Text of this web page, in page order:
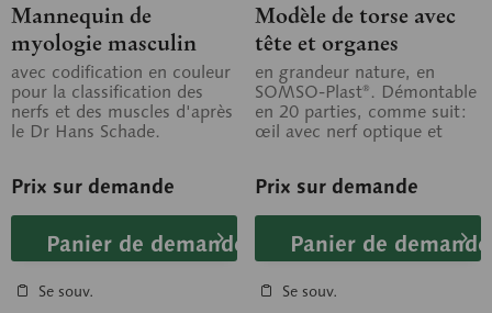
Mannequin de
myologie masculin
avec codification en couleur
pour la classification des
nerfs et des muscles d'après
le Dr Hans Schade.
Prix sur demande
Panier de demande
Se souv.
Modèle de torse avec
tête et organes
génitaux
interchangeables
en grandeur nature, en
SOMSO-Plast®. Démontable
en 20 parties, comme suit:
œil avec nerf optique et
Prix sur demande
Panier de demande
Se souv.